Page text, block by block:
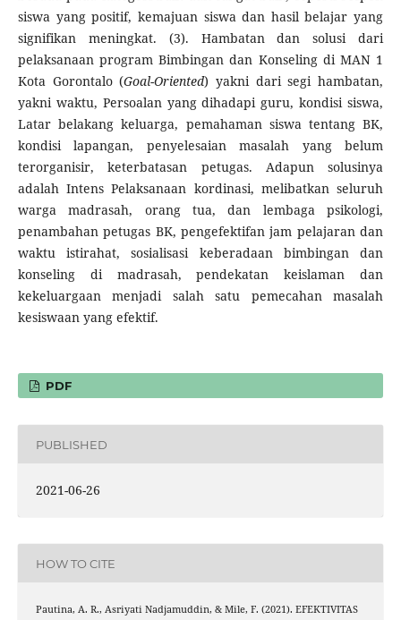
siswa yang positif, kemajuan siswa dan hasil belajar yang
signifikan meningkat. (3). Hambatan dan solusi dari
pelaksanaan program Bimbingan dan Konseling di MAN 1
Kota Gorontalo (Goal-Oriented) yakni dari segi hambatan,
yakni waktu, Persoalan yang dihadapi guru, kondisi siswa,
Latar belakang keluarga, pemahaman siswa tentang BK,
kondisi lapangan, penyelesaian masalah yang belum
terorganisir, keterbatasan petugas. Adapun solusinya
adalah Intens Pelaksanaan kordinasi, melibatkan seluruh
warga madrasah, orang tua, dan lembaga psikologi,
penambahan petugas BK, pengefektifan jam pelajaran dan
waktu istirahat, sosialisasi keberadaan bimbingan dan
konseling di madrasah, pendekatan keislaman dan
kekeluargaan menjadi salah satu pemecahan masalah
kesiswaan yang efektif.
PDF
PUBLISHED
2021-06-26
HOW TO CITE
Pautina, A. R., Asriyati Nadjamuddin, & Mile, F. (2021). EFEKTIVITAS